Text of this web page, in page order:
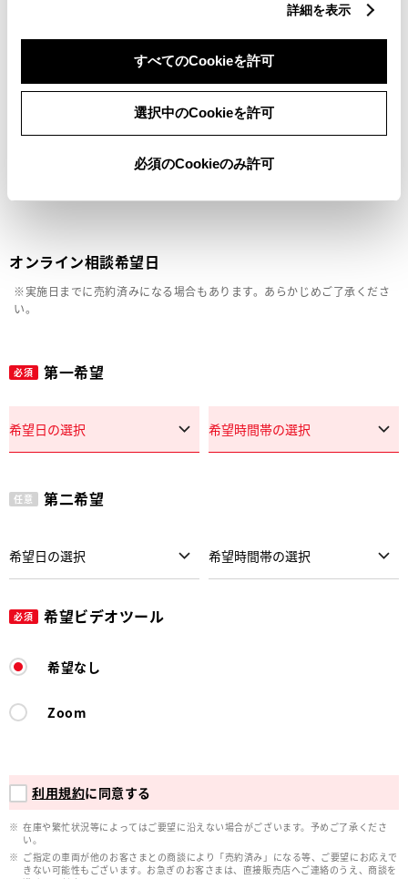
詳細を表示
すべてのCookieを許可
選択中のCookieを許可
必須のCookieのみ許可
車両の状態確認（外装・内装・キズ）
オンライン相談希望日
※実施日までに売約済みになる場合もあります。あらかじめご了承くださ
い。
必須 第一希望
任意 第二希望
必須 希望ビデオツール
希望なし
Zoom
利用規約に同意する
在庫や繁忙状況等によってはご要望に沿えない場合がございます。予めご了承くださ
い。
ご指定の車両が他のお客さまとの商談により「売約済み」になる等、ご要望にお応えで
きない可能性もございます。お急ぎのお客さまは、直接販売店へご連絡のうえ、商談を